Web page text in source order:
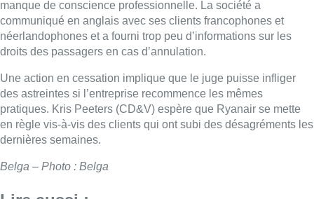
manque de conscience professionnelle. La société a
communiqué en anglais avec ses clients francophones et
néerlandophones et a fourni trop peu d’informations sur les
droits des passagers en cas d’annulation.
Une action en cessation implique que le juge puisse infliger
des astreintes si l’entreprise recommence les mêmes
pratiques. Kris Peeters (CD&V) espère que Ryanair se mette
en règle vis-à-vis des clients qui ont subi des désagréments les
dernières semaines.
Belga – Photo : Belga